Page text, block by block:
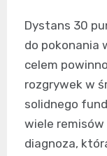
Dystans 30
do pokonania
celem
rozgrywek w
solidnego
wiele
diagnoza,